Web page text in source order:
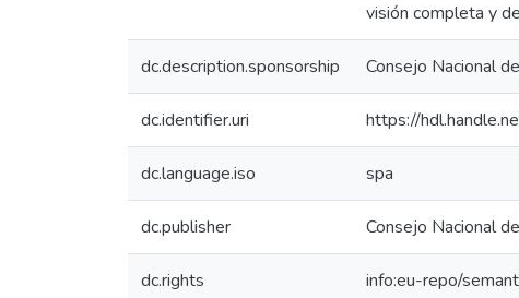
visión completa y
dc.description.sponsorship Consejo Nacional
dc.identifier.uri https://
dc.language.iso spa
dc.publisher Consejo Nacional
dc.rights info:eu-repo/